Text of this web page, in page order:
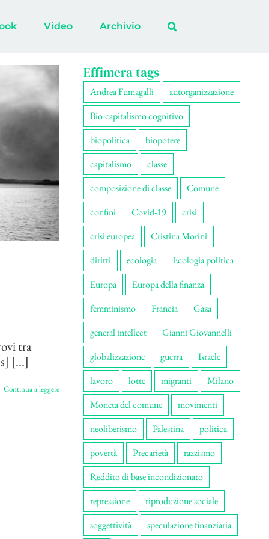
Video Archivio
tra
[...]
Continua a leggere
Effimera tags
Andrea Fumagalli
autorganizzazione
Bio-capitalismo cognitivo
biopolitica
biopotere
capitalismo
classe
composizione di classe
Comune
confini
Covid-19
crisi
crisi europea
Cristina Morini
diritti
ecologia
Ecologia politica
Europa
Europa della finanza
femminismo
Francia
Gaza
general intellect
Gianni Giovannelli
globalizzazione
guerra
Israele
lavoro
lotte migranti
Milano
Moneta del comune
movimenti
neoliberismo
Palestina
politica
povertà
Precarietà
razzismo
Reddito di base incondizionato
repressione
riproduzione sociale
soggettività
speculazione finanziaria